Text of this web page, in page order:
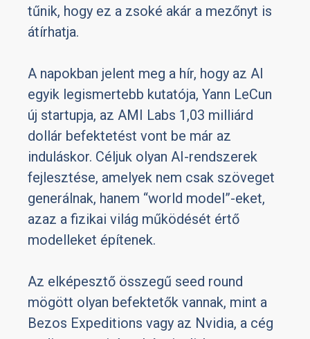
tűnik, hogy ez a zsoké akár a mezőnyt is
átírhatja.
A napokban jelent meg a hír, hogy az AI
egyik legismertebb kutatója, Yann LeCun
új startupja, az AMI Labs 1,03 milliárd
dollár befektetést vont be már az
induláskor. Céljuk olyan AI-rendszerek
fejlesztése, amelyek nem csak szöveget
generálnak, hanem “world model”-eket,
azaz a fizikai világ működését értő
modelleket építenek.
Az elképesztő összegű seed round
mögött olyan befektetők vannak, mint a
Bezos Expeditions vagy az Nvidia, a cég